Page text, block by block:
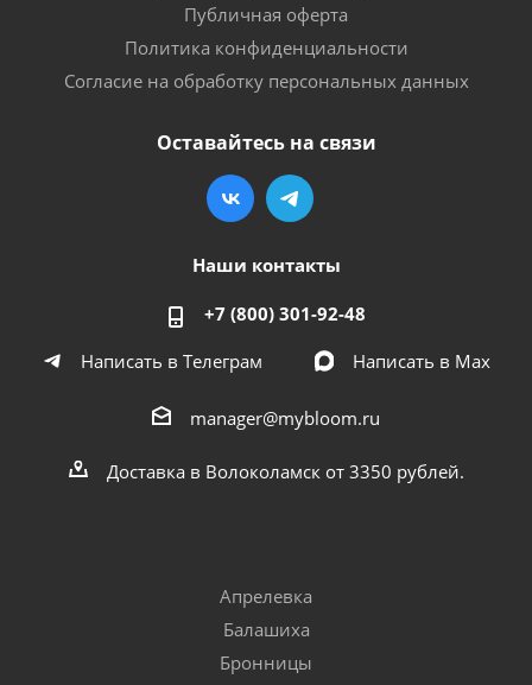
Публичная оферта
Политика конфиденциальности
Согласие на обработку персональных данных
Оставайтесь на связи
Наши контакты
+7 (800) 301-92-48
Написать в Телеграм
Написать в Мах
manager@mybloom.ru
Доставка в Волоколамск от 3350 рублей.
Апрелевка
Балашиха
Бронницы